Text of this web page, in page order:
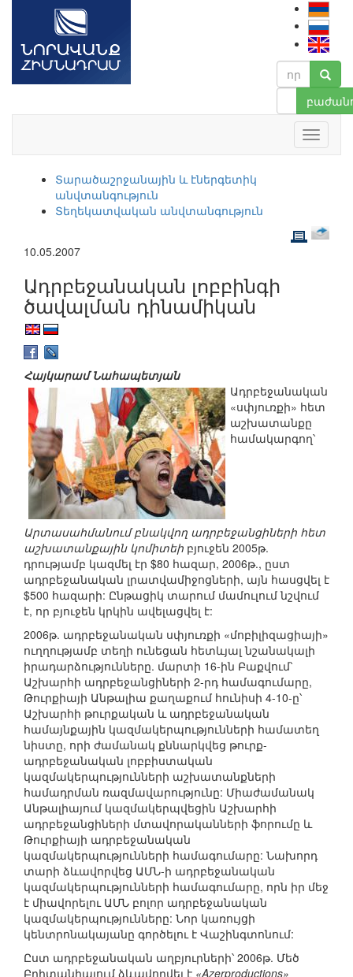
Տարածաշրջանային և էներգետիկ
անվտանգություն
Տեղեկատվական անվտանգություն
10.05.2007
Ադրբեջանական լոբբինգի
ծավալման դինամիկան
Հայկարամ Նահապետյան
Ադրբեջանական
«սփյուռքի» հետ
աշխատանքը
համակարգող՝
Արտասահմանում բնակվող ադրբեջանցիների հետ
աշխատանքային կոմիտեի բյուջեն 2005թ.
դրությամբ կազմել էր $80 հազար, 2006թ., ըստ
ադրբեջանական լրատվամիջոցների, այն հասցվել է
$500 հազարի: Ընթացիկ տարում մամուլում նշվում
է, որ բյուջեն կրկին ավելացվել է:
2006թ. ադրբեջանական սփյուռքի «մոբիլիզացիայի»
ուղղությամբ տեղի ունեցան հետևյալ նշանակալի
իրադարձությունները. մարտի 16-ին Բաքվում՝
Աշխարհի ադրբեջանցիների 2-րդ համագումարը,
Թուրքիայի Անթալիա քաղաքում հունիսի 4-10-ը՝
Աշխարհի թուրքական և ադրբեջանական
համայնքային կազմակերպությունների համատեղ
նիստը, որի ժամանակ քննարկվեց թուրք-
ադրբեջանական լոբբիստական
կազմակերպությունների աշխատանքների
համադրման ռազմավարությունը: Միաժամանակ
Անթալիայում կազմակերպվեցին Աշխարհի
ադրբեջանցիների մտավորականների ֆորումը և
Թուրքիայի ադրբեջանական
կազմակերպությունների համագումարը: Նախորդ
տարի ձևավորվեց ԱՄՆ-ի ադրբեջանական
կազմակերպությունների համագումարը, որն իր մեջ
է միավորելու ԱՄՆ բոլոր ադրբեջանական
կազմակերպությունները: Նոր կառույցի
կենտրոնակայանը գործելու է Վաշինգտոնում:
Ըստ ադրբեջանական աղբյուրների՝ 2006թ. Մեծ
Բրիտանիայում ձևավորվել է «Azerproductions»